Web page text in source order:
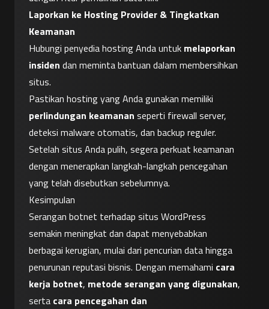
Laporkan ke Hosting Provider & Tingkatkan
Keamanan
Hubungi penyedia hosting Anda untuk melaporkan
insiden dan meminta bantuan dalam membersihkan
situs.
perlindungan keamanan seperti firewall server,
deteksi malware otomatis, dan backup reguler.
Setelah situs Anda pulih, segera perkuat keamanan
dengan menerapkan langkah-langkah pencegahan
yang telah disebutkan sebelumnya.
Kesimpulan
Serangan botnet terhadap situs WordPress
semakin meningkat dan dapat menyebabkan
berbagai kerugian, mulai dari pencurian data hingga
penurunan reputasi bisnis. Dengan memahami cara
kerja botnet, metode serangan yang digunakan,
serta cara pencegahan dan